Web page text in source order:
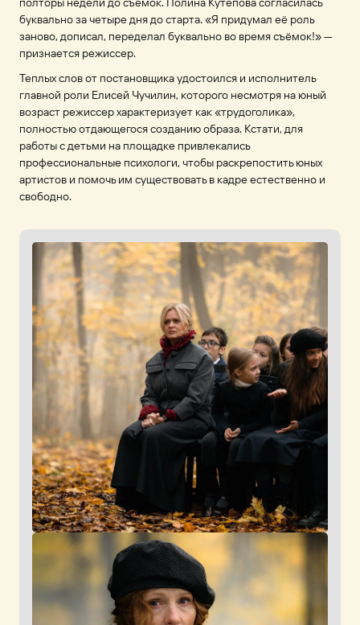
буквально за четыре дня до старта. «Я придумал её роль
заново, дописал, переделал буквально во время съёмок!» —
признается режиссер.
Теплых слов от постановщика удостоился и исполнитель
главной роли Елисей Чучилин, которого несмотря на юный
возраст режиссер характеризует как «трудоголика»,
полностью отдающегося созданию образа. Кстати, для
работы с детьми на площадке привлекались
профессиональные психологи, чтобы раскрепостить юных
артистов и помочь им существовать в кадре естественно и
свободно.